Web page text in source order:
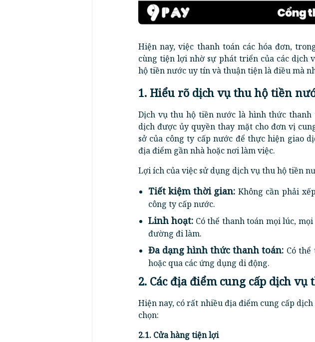
Hiện nay, việc thanh toán các hóa đơn,
cùng tiện lợi nhờ sự phát triển của các dịch
hộ tiền nước uy tín và thuận tiện là điều mà
1. Hiểu rõ dịch vụ thu hộ tiền
Dịch vụ thu hộ tiền nước là hình thức
dịch được ủy quyền thay mặt cho đơn vị
sở của công ty cấp nước để thực hiện giao
địa điểm gần nhà hoặc nơi làm việc.
Lợi ích của việc sử dụng dịch vụ thu hộ tiền
Tiết kiệm thời gian: Không cần phải
công ty cấp nước.
Linh hoạt: Có thể thanh toán mọi lúc,
đường đi làm.
Đa dạng hình thức thanh toán: Có
hoặc qua các ứng dụng di động.
2. Các địa điểm cung cấp dịch
Hiện nay, có rất nhiều địa điểm cung cấp
chọn:
2.1. Cửa hàng tiện lợi